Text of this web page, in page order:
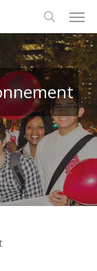
search